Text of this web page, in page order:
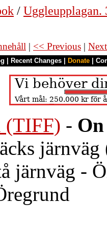
/ Uggleupplagan.
| << Previous |
Recent Changes Donate
(TIFF) -
järnväg -